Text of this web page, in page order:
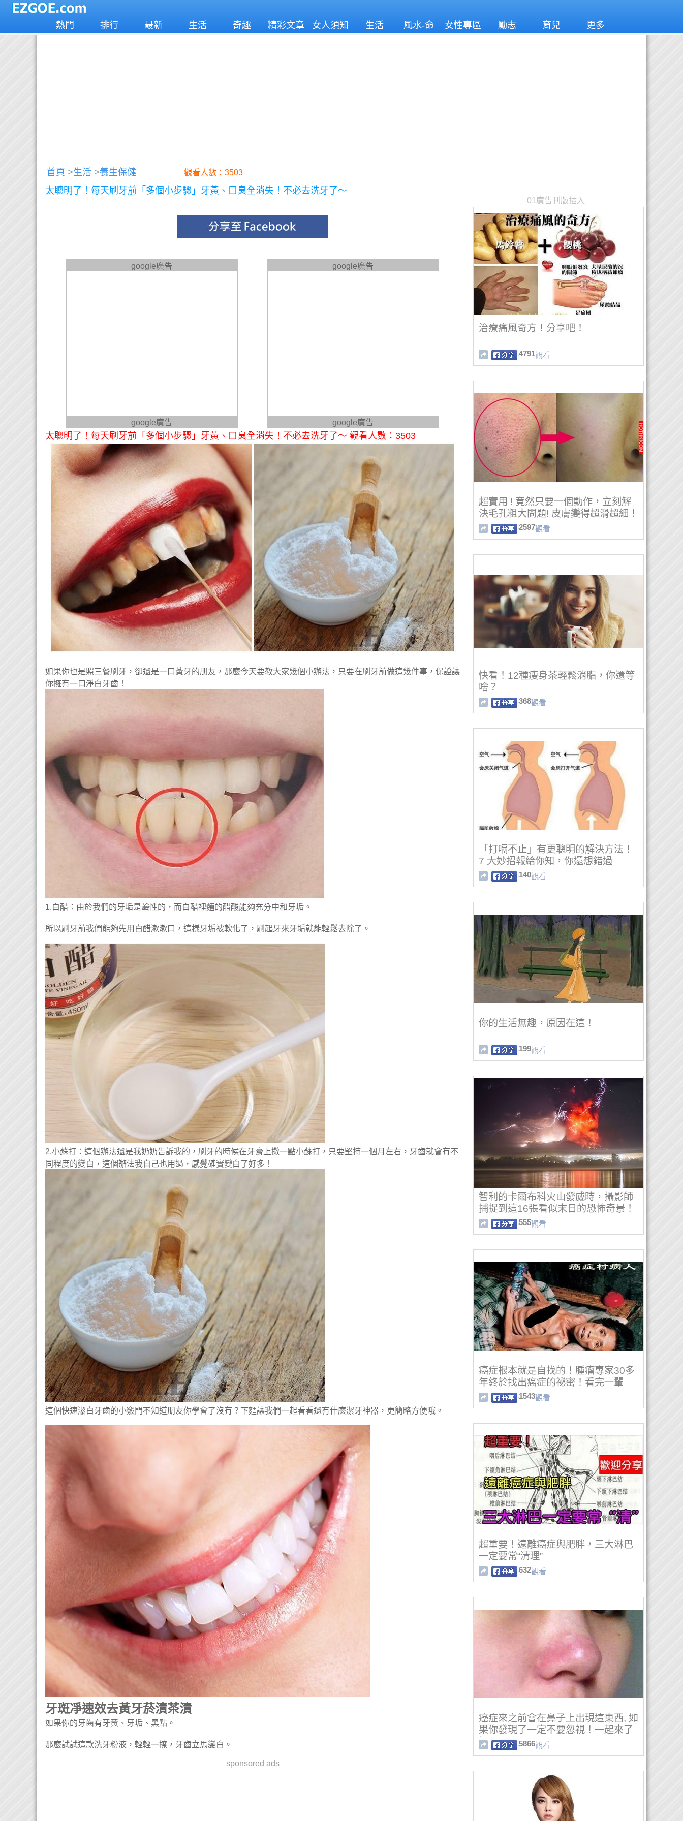
熱門 排行 最新 生活 奇趣 精彩文章 女人須知 生活
風水-命
女性專區 勵志 育兒 更多
首頁 >生活 >養生保健 觀看人數：3503
太聰明了！每天刷牙前「多個小步驟」牙黃、口臭全消失！不必去洗牙了～
google廣告
google廣告
google廣告
google廣告
太聰明了！每天刷牙前「多個小步驟」牙黃、口臭全消失！不必去洗牙了～ 觀看人數：3503
如果你也是照三餐刷牙，卻還是一口黃牙的朋友，那麼今天要教大家幾個小辦法，只要在刷牙前做這幾件事，保證讓
你擁有一口淨白牙齒！
1.白醋：由於我們的牙垢是鹼性的，而白醋裡麵的醋酸能夠充分中和牙垢。
所以刷牙前我們能夠先用白醋漱漱口，這樣牙垢被軟化了，刷起牙來牙垢就能輕鬆去除了。
2.小蘇打：這個辦法還是我奶奶告訴我的，刷牙的時候在牙膏上撒一點小蘇打，只要堅持一個月左右，牙齒就會有不
同程度的變白，這個辦法我自己也用過，感覺確實變白了好多！
這個快速潔白牙齒的小竅門不知道朋友你學會了沒有？下麵讓我們一起看看還有什麼潔牙神器，更簡略方便哦。
牙斑凈速效去黃牙菸漬茶漬
如果你的牙齒有牙黃、牙垢、黑點。
那麼試試這款洗牙粉液，輕輕一擦，牙齒立馬變白。
sponsored ads
01廣告刊版插入
治療痛風奇方！分享吧！
4791觀看
超實用 ! 竟然只要一個動作，立刻解
決毛孔粗大問題! 皮膚變得超滑超細！
一定要分享出 ...超實用 !
2597觀看
快看！12種瘦身茶輕鬆消脂，你還等
啥？
368觀看
「打嗝不止」有更聰明的解決方法！
7 大妙招報給你知，你還想錯過
嗎？？
140觀看
你的生活無趣，原因在這！
199觀看
智利的卡爾布科火山發威時，攝影師
捕捉到這16張看似末日的恐怖奇景！
555觀看
癌症根本就是自找的！腫瘤專家30多
年終於找出癌症的祕密！看完一輩
子，不得癌！
1543觀看
超重要！遠離癌症與肥胖，三大淋巴
一定要常“清理”
632觀看
癌症來之前會在鼻子上出現這東西, 如
果你發現了一定不要忽視！一起來了
解一下吧！5866觀看